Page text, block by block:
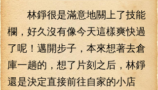
林錚很是滿意地關上了技能
欄，好久沒有像今天這樣爽快過
了呢！邁開步子，本來想著去倉
庫一趟的，想了片刻之后，林錚
還是決定直接前往自家的小店